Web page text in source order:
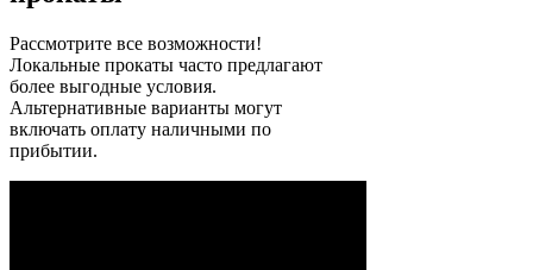
Рассмотрите все возможности!
Локальные прокаты часто предлагают
более выгодные условия.
Альтернативные варианты могут
включать оплату наличными по
прибытии.